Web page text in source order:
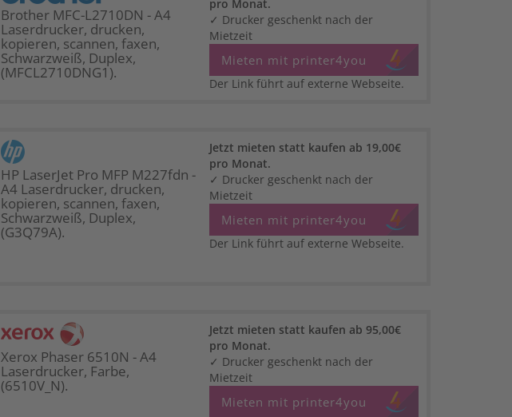
Brother MFC-L2710DN - A4
Laserdrucker, drucken,
kopieren, scannen, faxen,
Schwarzweiß, Duplex,
(MFCL2710DNG1).
pro Monat.
✓ Drucker geschenkt nach der
Mietzeit
Mieten mit printer4you
Der Link führt auf externe Webseite.
HP LaserJet Pro MFP M227fdn -
A4 Laserdrucker, drucken,
kopieren, scannen, faxen,
Schwarzweiß, Duplex,
(G3Q79A).
Jetzt mieten statt kaufen ab 19,00€
pro Monat.
✓ Drucker geschenkt nach der
Mietzeit
Mieten mit printer4you
Der Link führt auf externe Webseite.
Xerox Phaser 6510N - A4
Laserdrucker, Farbe,
(6510V_N).
Jetzt mieten statt kaufen ab 95,00€
pro Monat.
✓ Drucker geschenkt nach der
Mietzeit
Mieten mit printer4you